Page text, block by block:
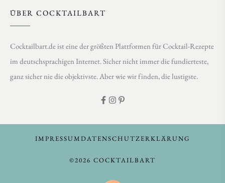
ÜBER COCKTAILBART
Cocktailbart.de ist eine der größten Plattformen für Cocktail-Rezepte
im deutschsprachigen Internet. Sicher nicht immer die fundierteste,
ganz sicher nie die objektivste. Aber wie wir finden, die lustigste.
IMPRESSUMDATENSCHUTZERKLÄRUNG
©2026 COCKTAILBART